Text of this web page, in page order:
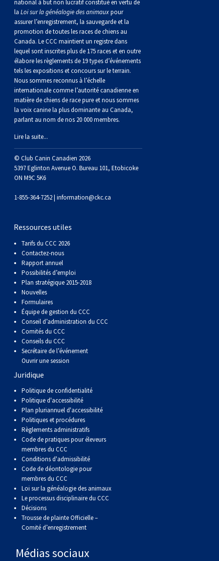
Corgi gallois (Cardigan)
Corgi gallois (Pembroke)
Pumi
Lapphund suédois
Rhodesian ridgeback
Lévrier persan
Shikoku
Whippet
Chien nu du Pérou (Perro Sin Pelo Del Peru)
Épagneul des champs
Épagneul français
Épagneul d’eau irlandais
Épagneul Sussex
Épagneul springer gallois
Vizsla à poil lisse
Vizsla à poil dur
Braque de Weimar
Terrier wheaten à poil doux
Bull terrier du Staffordshire
Terrier gallois
Terrier blanc du West Highland
Mâtin napolitain
Terre-Neuve
Chien d’eau portugais
Rottweiler
Samoyède
Schnauzer (standard)
Husky sibérien
Saint Bernard
Dogue du Tibet
Laika de lakoutie
national à but non lucratif constitué en vertu de
la Loi sur la généalogie des animauxpour
assurer l’enregistrement, la sauvegarde et la
promotion de toutes les races de chiens au
Canada. Le CCC maintient un registre dans
lequel sont inscrites plus de 175 races et en outre
élabore les règlements de 19 types d’événements
tels les expositions et concours sur le terrain.
Nous sommes reconnus à l’échelle
internationale comme l’autorité canadienne en
matière de chiens de race pure et nous sommes
la voix canine la plus dominante au Canada,
parlant au nom de nos 20 000 membres.
Lire la suite...
© Club Canin Canadien 2026
5397 Eglinton Avenue O. Bureau 101, Etobicoke
ON M9C 5K6
1-855-364-7252 | information@ckc.ca
Ressources utiles
Tarifs du CCC 2026
Contactez-nous
Rapport annuel
Possibilités d’emploi
Plan stratégique 2015-2018
Nouvelles
Formulaires
Équipe de gestion du CCC
Conseil d’administration du CCC
Comités du CCC
Conseils du CCC
Secrétaire de l’événement
Ouvrir une session
Juridique
Politique de confidentialité
Politique d'accessibilité
Plan pluriannuel d'accessibilité
Politiques et procédures
Règlements administratifs
Code de pratiques pour éleveurs
membres du CCC
Conditions d'admissibilité
Code de déontologie pour
membres du CCC
Loi sur la généalogie des animaux
Le processus disciplinaire du CCC
Décisions
Trousse de plainte Officielle –
Comité d’enregistrement
Médias sociaux